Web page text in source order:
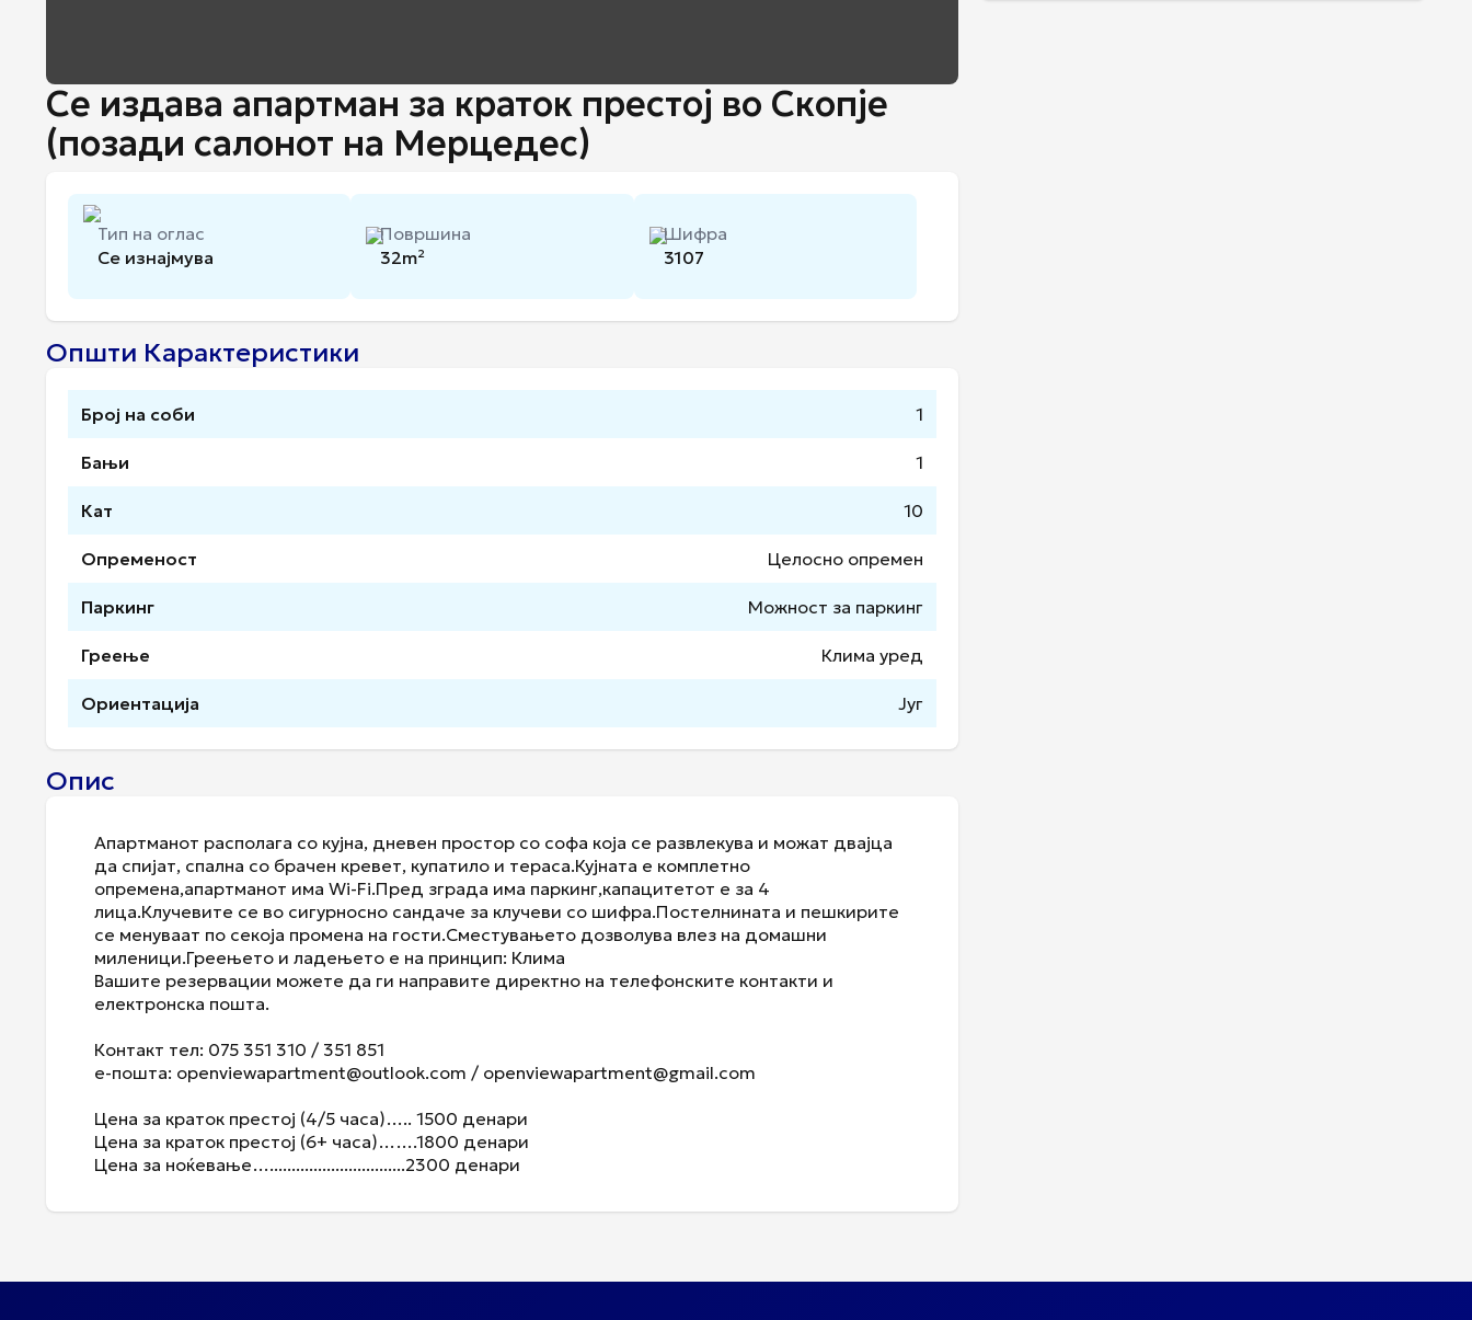
Се издава апартман за краток престој во Скопје
(позади салонот на Мерцедес)
Тип на оглас
Се изнајмува
Површина
32m²
Шифра
3107
Општи Карактеристики
Број на соби 1
Бањи 1
Кат 10
Опременост Целосно опремен
Паркинг Можност за паркинг
Греење Клима уред
Ориентација Југ
Опис
Апартманот располага со кујна, дневен простор со софа која се развлекува и можат двајца
да спијат, спална со брачен кревет, купатило и тераса.Кујната е комплетно
опремена,aпартманот има Wi-Fi.Пред зграда има паркинг,капацитетот е за 4
лица.Клучевите се во сигурносно сандаче за клучеви со шифра.Постелнината и пешкирите
се менуваат по секоја промена на гости.Сместувањето дозволува влез на домашни
миленици.Греењето и ладењето е на принцип: Климa
Вашите резервации можете да ги направите директно на телефонските контакти и
електронска пошта.
Контакт тел: 075 351 310 / 351 851
е-пошта: openviewapartment@outlook.com / openviewapartment@gmail.com
Цена за краток престој (4/5 часа)….. 1500 денари
Цена за краток престој (6+ часа)…….1800 денари
Цена за ноќевање…...............................2300 денари